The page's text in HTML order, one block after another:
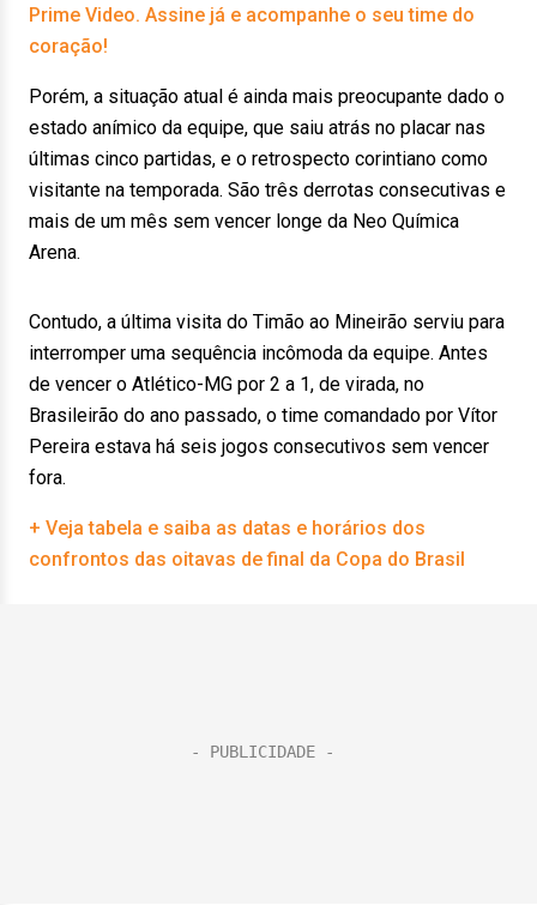
Prime Video. Assine já e acompanhe o seu time do
coração!
Porém, a situação atual é ainda mais preocupante dado o
estado anímico da equipe, que saiu atrás no placar nas
últimas cinco partidas, e o retrospecto corintiano como
visitante na temporada. São três derrotas consecutivas e
mais de um mês sem vencer longe da Neo Química
Arena.
Contudo, a última visita do Timão ao Mineirão serviu para
interromper uma sequência incômoda da equipe. Antes
de vencer o Atlético-MG por 2 a 1, de virada, no
Brasileirão do ano passado, o time comandado por Vítor
Pereira estava há seis jogos consecutivos sem vencer
fora.
+ Veja tabela e saiba as datas e horários dos
confrontos das oitavas de final da Copa do Brasil